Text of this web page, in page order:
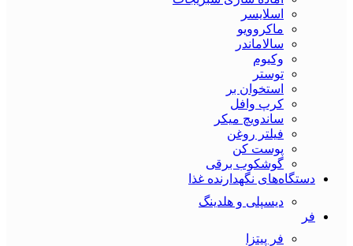
اسلایسر
ماکروویو
سالاماندر
وکیوم
توستر
استخوان بر
کرپ وافل
ساندویچ میکر
فیلتر روغن
پوست کن
گوشکوب برقی
دستگاه‌های نگهدارنده غذا
دیسپلی و هلدینگ
فر
فر پیتزا